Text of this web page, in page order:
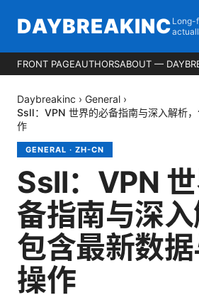
DAYBREAKINC Long-
FRONT PAGEAUTHORSABOUT —
Daybreakinc › General ›
Ssll：VPN 世界的必备指南与深入解析
作
GENERAL · ZH-CN
Ssll：VPN
备指南与深入
包含最新数
操作